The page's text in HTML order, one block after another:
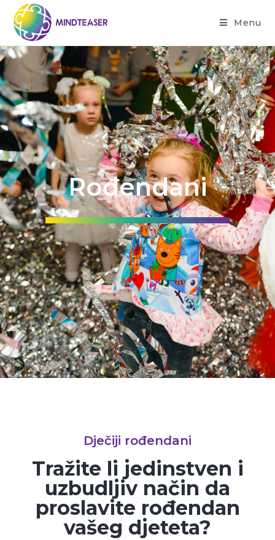
Menu
Rođendani
Dječiji rođendani
Tražite li jedinstven i
uzbudljiv način da
proslavite rođendan
vašeg djeteta?